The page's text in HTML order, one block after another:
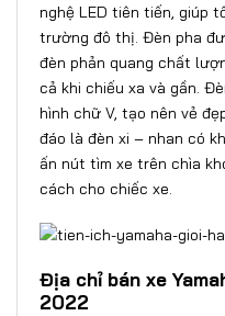
nghệ LED tiên tiến, giúp
trường đô thị. Đèn pha
đèn phản quang chất
cả khi chiếu xa và gần.
hình chữ V, tạo nên vẻ
đáo là đèn xi – nhan có
ấn nút tìm xe trên chìa
cách cho chiếc xe.
Địa chỉ bán xe
2022